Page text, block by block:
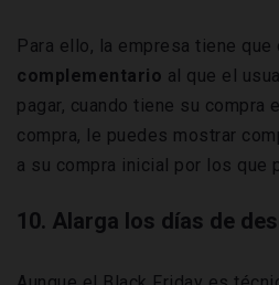
Para ello, la empresa tiene que
complementario al que el
pagar, cuando tiene su compra
compra, le puedes mostrar
a su compra inicial por los que
10. Alarga los días de